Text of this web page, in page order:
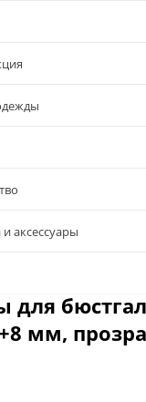
аксессуары
для
мм,